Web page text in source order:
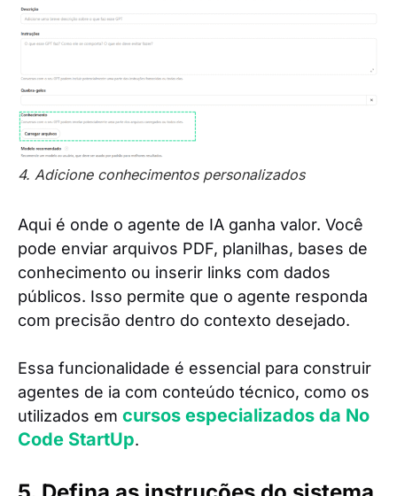
4. Adicione conhecimentos personalizados
Aqui é onde o agente de IA ganha valor. Você
pode enviar arquivos PDF, planilhas, bases de
conhecimento ou inserir links com dados
públicos. Isso permite que o agente responda
com precisão dentro do contexto desejado.
Essa funcionalidade é essencial para construir
agentes de ia com conteúdo técnico, como os
utilizados em cursos especializados da No
Code StartUp.